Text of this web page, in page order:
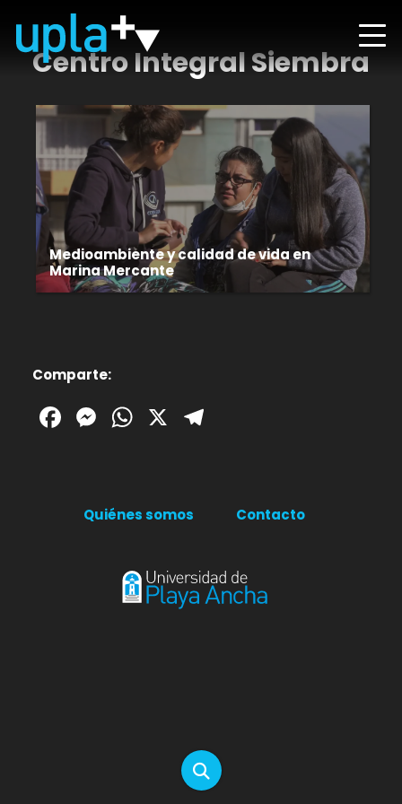
Centro Integral Siembra
Medioambiente y calidad de vida en
Marina Mercante
Comparte:
Facebook
Messenger
WhatsApp
X
Quiénes somos Contacto